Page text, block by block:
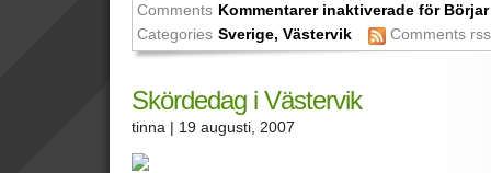
Comments Kommentarer inaktiverade för
Categories Sverige,Västervik Comments rss
Skördedag i Västervik
tinna | 19 augusti, 2007